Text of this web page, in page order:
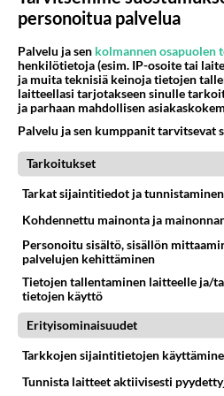
Kommentoi
Ketjusta on poistettu1
Takaisin
LUETUIMMAT
PÄIVÄ VIIKKO KUUKAUSI
Poliisi yritti murhata
08.08.2026 21:05
Mopomiitti!
08.08.2026 18:32
Tuusula
personoitua palvelua
Palvelu ja sen kolmannen osapuolen
henkilötietoja (esim. IP-osoite tai
ja muita teknisiä keinoja tietojen
laitteellasi tarjotakseen sinulle
ja parhaan mahdollisen
Palvelu ja sen kumppanit tarvitsevat
Tarkoitukset
Tarkat sijaintitiedot ja
Kohdennettu mainonta ja
Personoitu sisältö, sisällön
palvelujen kehittäminen
Tietojen tallentaminen laitteelle ja/
tietojen käyttö
Erityisominaisuudet
Tarkkojen sijaintitietojen
Tunnista laitteet aktiivisesti